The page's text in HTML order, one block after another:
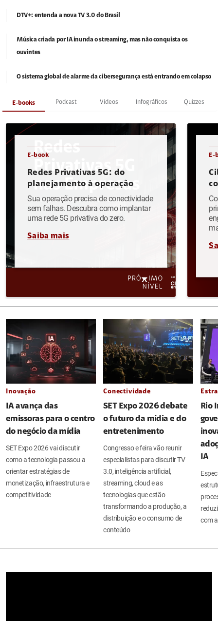
DTV+: entenda a nova TV 3.0 do Brasil
Música criada por IA inunda o streaming, mas não conquista os
ouvintes
O sistema global de alarme da cibersegurança está entrando em colapso
E-books Podcast Vídeos Infográficos Quizzes
E-book
Redes Privativas 5G: do
planejamento à operação
Sua operação precisa de conectividade
sem falhas. Descubra como implantar
uma rede 5G privativa do zero.
Saiba mais
E-
Inovação
IA avança das
emissoras para o centro
do negócio da mídia
SET Expo 2026 vai discutir
como a tecnologia passou a
orientar estratégias de
monetização, infraestrutura e
competitividade
Conectividade
SET Expo 2026 debate
o futuro da mídia e do
entretenimento
Congresso e feira vão reunir
especialistas para discutir TV
3.0, inteligência artificial,
streaming, cloud e as
tecnologias que estão
transformando a produção, a
distribuição e o consumo de
conteúdo
Rio
IA
com